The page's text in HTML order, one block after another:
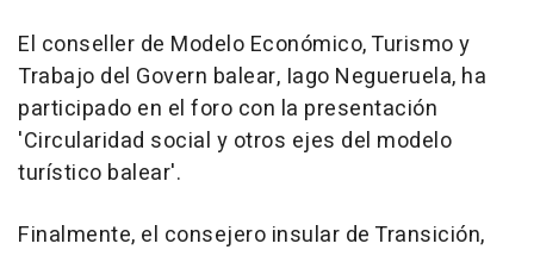
El conseller de Modelo Económico, Turismo y
Trabajo del Govern balear, Iago Negueruela, ha
participado en el foro con la presentación
'Circularidad social y otros ejes del modelo
turístico balear'.
Finalmente, el consejero insular de Transición,